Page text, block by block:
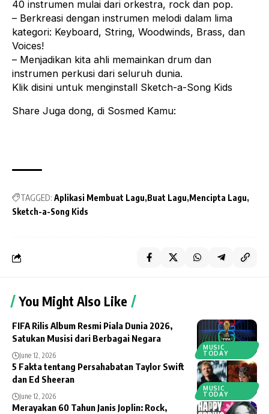
40 instrumen mulai dari orkestra, rock dan pop.
– Berkreasi dengan instrumen melodi dalam lima
kategori: Keyboard, String, Woodwinds, Brass, dan
Voices!
– Menjadikan kita ahli memainkan drum dan
instrumen perkusi dari seluruh dunia.
Klik disini untuk menginstall Sketch-a-Song Kids
Share Juga dong, di Sosmed Kamu:
TAGGED: Aplikasi Membuat Lagu Buat Lagu Mencipta Lagu
Sketch-a-Song Kids
You Might Also Like
MUSIC
TODAY
FIFA Rilis Album Resmi Piala Dunia 2026,
Satukan Musisi dari Berbagai Negara
June 12, 2026
MUSIC
TODAY
5 Fakta tentang Persahabatan Taylor Swift
dan Ed Sheeran
June 12, 2026
Merayakan 60 Tahun Janis Joplin: Rock,